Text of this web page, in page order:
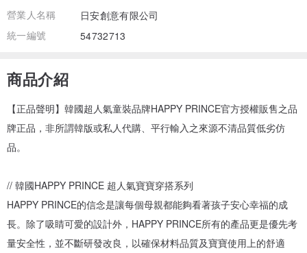
營業人名稱
日安創意有限公司
統一編號
54732713
商品介紹
【正品聲明】韓國超人氣童裝品牌HAPPY PRINCE官方授權販售之品
牌正品，非所謂韓版或私人代購、平行輸入之來源不清品質低劣仿
品。
// 韓國HAPPY PRINCE 超人氣寶寶穿搭系列
HAPPY PRINCE的信念是讓每個母親都能夠看著孩子安心幸福的成
長。除了吸睛可愛的設計外，HAPPY PRINCE所有的產品更是優先考
量安全性，並不斷研發改良，以確保材料品質及寶寶使用上的舒適